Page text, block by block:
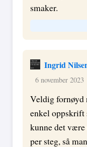
smaker.
Ingrid
6 november 2023
Veldig fornøyd
enkel oppskrift
kunne det
per steg, så